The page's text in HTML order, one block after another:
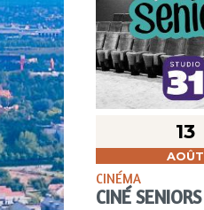
13
AOÛT
CINÉMA
CINÉ SENIORS